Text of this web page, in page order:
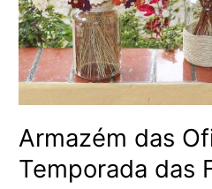
Armazém das
Temporada das
Flores